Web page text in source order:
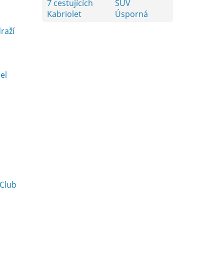
7 cestujících
SUV
Kabriolet
Úsporná